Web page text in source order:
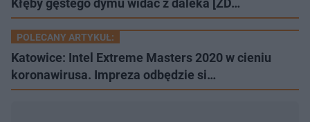
Kłęby gęstego dymu widać z daleka [ZD…
POLECANY ARTYKUŁ:
Katowice: Intel Extreme Masters 2020 w cieniu
koronawirusa. Impreza odbędzie si…